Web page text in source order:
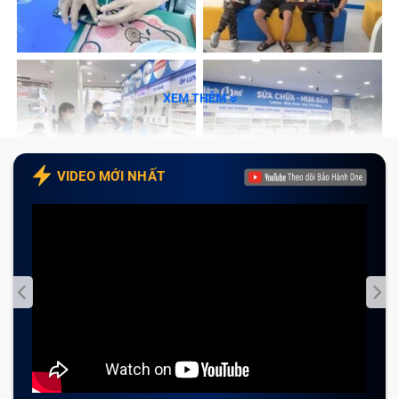
Cam kết với khách hàng khi thay camera điện
thoại Sau Sony Xperia X/ F5122/ F8131 tại Bảo
Hành One
Tạm kết
Khi nào nên thay camera điện thoại
Sau Sony Xperia X/ F5122/ F8131?
smartphone cũng như ảnh hưởng đến các chức năng,
ứng dụng liên quan khi cần sử dụng máy ảnh. Vì vậy
nhu cầu của mình khi sử dụng điện thoại.
XEM THÊM
VIDEO MỚI NHẤT